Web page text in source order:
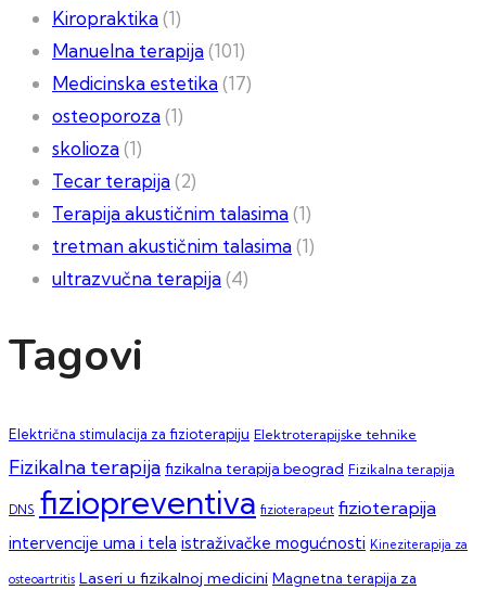
Kiropraktika(1)
Manuelna terapija(101)
Medicinska estetika(17)
osteoporoza(1)
skolioza(1)
Tecar terapija(2)
Terapija akustičnim talasima(1)
tretman akustičnim talasima(1)
ultrazvučna terapija(4)
Tagovi
Električna stimulacija za fizioterapiju Elektroterapijske tehnike
Fizikalna terapija fizikalna terapija beograd Fizikalna terapija
DNS fiziopreventiva fizioterapeut fizioterapija
intervencije uma i tela istraživačke mogućnosti Kineziterapija za
osteoartritis Laseri u fizikalnoj medicini Magnetna terapija za